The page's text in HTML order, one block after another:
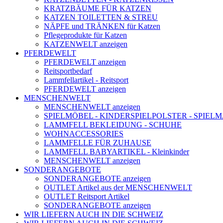
KRATZBÄUME FÜR KATZEN
KATZEN TOILETTEN & STREU
NÄPFE und TRÄNKEN für Katzen
Pflegeprodukte für Katzen
KATZENWELT anzeigen
PFERDEWELT
PFERDEWELT anzeigen
Reitsportbedarf
Lammfellartikel - Reitsport
PFERDEWELT anzeigen
MENSCHENWELT
MENSCHENWELT anzeigen
SPIELMÖBEL - KINDERSPIELPOLSTER -
LAMMFELL BEKLEIDUNG - SCHUHE
WOHNACCESSORIES
LAMMFELLE FÜR ZUHAUSE
LAMMFELL BABYARTIKEL - Kleinkinder
MENSCHENWELT anzeigen
SONDERANGEBOTE
SONDERANGEBOTE anzeigen
OUTLET Artikel aus der MENSCHENWELT
OUTLET Reitsport Artikel
SONDERANGEBOTE anzeigen
WIR LIEFERN AUCH IN DIE SCHWEIZ